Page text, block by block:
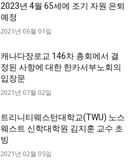
2023년 4월 65세에 조기 자원 은퇴
예정
2021년 06월 01일
캐나다장로교 146차 총회에서 결
정된 사항에 대한 한카서부노회의
입장문
2021년 07월 02일
트리니티웨스턴대학교(TWU) 노스
웨스트 신학대학원 김지훈 교수 초
빙
2021년 02월 05일